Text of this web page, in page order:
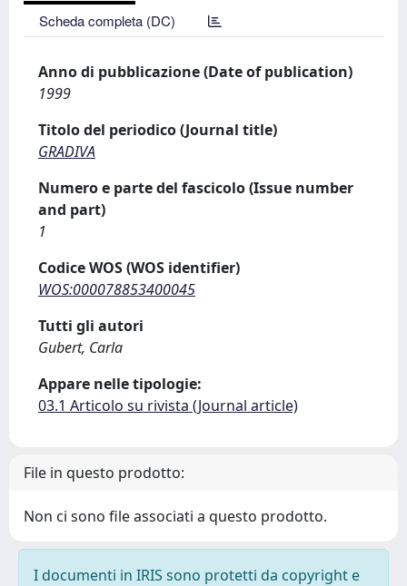
Scheda completa (DC)
Anno di pubblicazione (Date of publication)
1999
Titolo del periodico (Journal title)
GRADIVA
Numero e parte del fascicolo (Issue number
and part)
1
Codice WOS (WOS identifier)
WOS:000078853400045
Tutti gli autori
Gubert, Carla
Appare nelle tipologie:
03.1 Articolo su rivista (Journal article)
File in questo prodotto:
Non ci sono file associati a questo prodotto.
I documenti in IRIS sono protetti da copyright e